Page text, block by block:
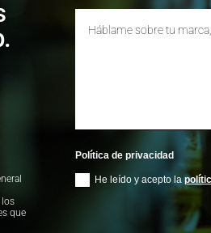
los
que
Política de privacidad
He leído y acepto la